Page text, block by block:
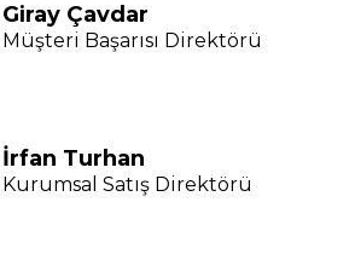
Giray Çavdar
Müşteri Başarısı Direktörü
İrfan Turhan
Kurumsal Satış Direktörü